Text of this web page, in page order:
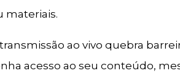
materiais.
ao vivo quebra
acesso ao seu conteúdo,